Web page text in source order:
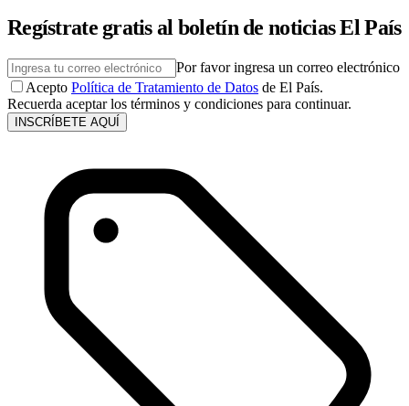
Regístrate gratis al boletín de noticias El País
Por favor ingresa un correo electrónico
Acepto Política de Tratamiento de Datos de El País.
Recuerda aceptar los términos y condiciones para continuar.
INSCRÍBETE AQUÍ